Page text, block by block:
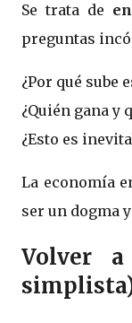
Se trata de
preguntas
¿Por qué sube
¿Quién gana y
¿Esto es
La economía
ser un dogma
Volver